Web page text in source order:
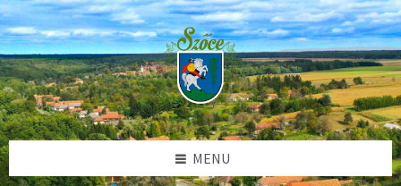
Skip
to
content
Skip
to
left
sidebar
Skip
to
footer
MENU